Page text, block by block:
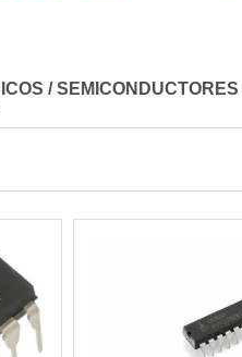
/SEMICONDUCTORES